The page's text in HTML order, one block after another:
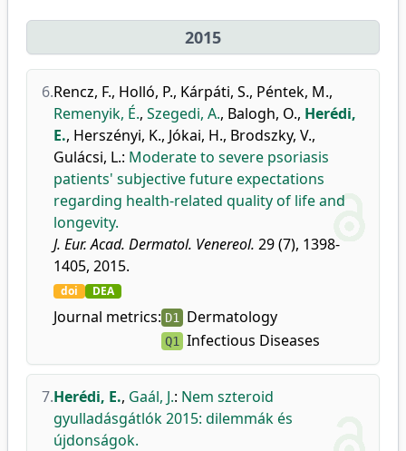
2015
6.Rencz, F., Holló, P., Kárpáti, S., Péntek, M.,
Remenyik, É., Szegedi, A., Balogh, O., Herédi,
E., Herszényi, K., Jókai, H., Brodszky, V.,
Gulácsi, L.: Moderate to severe psoriasis
patients' subjective future expectations
regarding health-related quality of life and
longevity.
J. Eur. Acad. Dermatol. Venereol. 29 (7), 1398-
1405, 2015.
doi DEA
Journal metrics: D1 Dermatology
Q1 Infectious Diseases
7.Herédi, E., Gaál, J.: Nem szteroid
gyulladásgátlók 2015: dilemmák és
újdonságok.